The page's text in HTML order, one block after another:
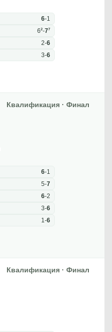
6-1
62-77
2-6
3-6
Квалификация · Финал
6-1
5-7
6-2
3-6
1-6
Квалификация · Финал